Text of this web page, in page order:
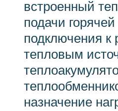
встроенный
подачи
подключения к
тепловым
назначение